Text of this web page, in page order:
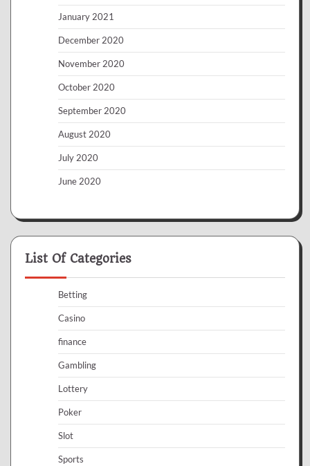
January 2021
December 2020
November 2020
October 2020
September 2020
August 2020
July 2020
June 2020
List Of Categories
Betting
Casino
finance
Gambling
Lottery
Poker
Slot
Sports